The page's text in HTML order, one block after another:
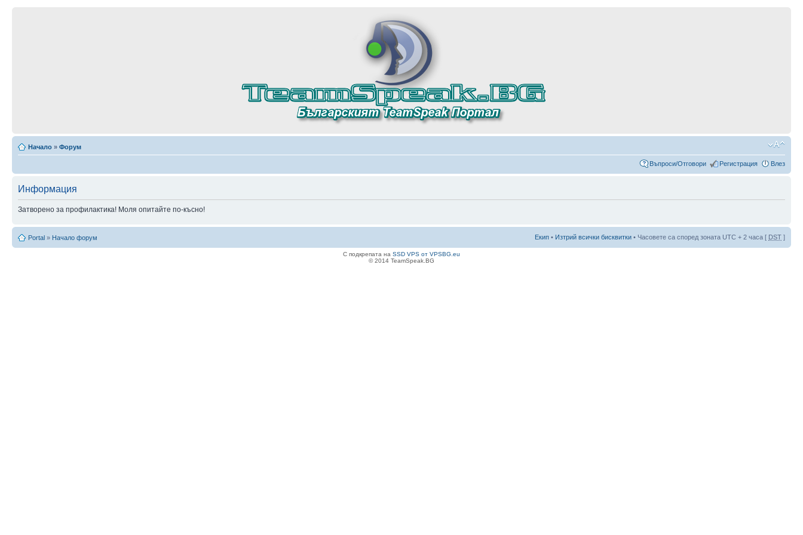
Начало » Форум
Въпроси/Отговори Регистрация Влез
Информация
Затворено за профилактика! Моля опитайте по-късно!
Portal » Начало форум Екип • Изтрий всички бисквитки • Часовете са според зоната UTC + 2 часа [ DST ]
С подкрепата на SSD VPS от VPSBG.eu
© 2014 TeamSpeak.BG